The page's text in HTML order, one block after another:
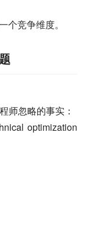
个竞争维度。
师忽略的事实：
optimization